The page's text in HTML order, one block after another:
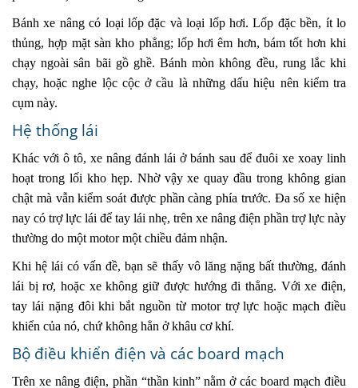
Bánh xe nâng có loại lốp đặc và loại lốp hơi. Lốp đặc bền, ít lo
thủng, hợp mặt sàn kho phẳng; lốp hơi êm hơn, bám tốt hơn khi
chạy ngoài sân bãi gồ ghề. Bánh mòn không đều, rung lắc khi
chạy, hoặc nghe lộc cộc ở cầu là những dấu hiệu nên kiểm tra
cụm này.
Hệ thống lái
Khác với ô tô, xe nâng đánh lái ở bánh sau để đuôi xe xoay linh
hoạt trong lối kho hẹp. Nhờ vậy xe quay đầu trong không gian
chật mà vẫn kiểm soát được phần càng phía trước. Đa số xe hiện
nay có trợ lực lái để tay lái nhẹ, trên xe nâng điện phần trợ lực này
thường do một motor một chiều đảm nhận.
Khi hệ lái có vấn đề, bạn sẽ thấy vô lăng nặng bất thường, đánh
lái bị rơ, hoặc xe không giữ được hướng đi thẳng. Với xe điện,
tay lái nặng đôi khi bắt nguồn từ motor trợ lực hoặc mạch điều
khiển của nó, chứ không hẳn ở khâu cơ khí.
Bộ điều khiển điện và các board mạch
Trên xe nâng điện, phần “thần kinh” nằm ở các board mạch điều